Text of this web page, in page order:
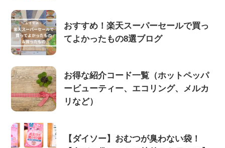
おすすめ！楽天スーパーセールで買っ
てよかったもの8選ブログ
お得な紹介コード一覧（ホットペッパ
ービューティー、エコリング、メルカ
リなど）
【ダイソー】おむつが臭わない袋！